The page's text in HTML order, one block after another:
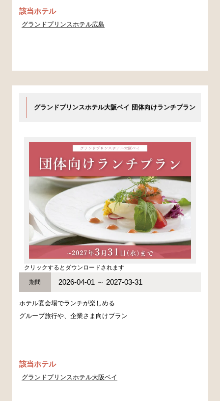
該当ホテル
グランドプリンスホテル広島
グランドプリンスホテル大阪ベイ 団体向けランチプラン
クリックするとダウンロードされます
期間 2026-04-01 ～ 2027-03-31
ホテル宴会場でランチが楽しめる
グループ旅行や、企業さま向けプラン
該当ホテル
グランドプリンスホテル大阪ベイ